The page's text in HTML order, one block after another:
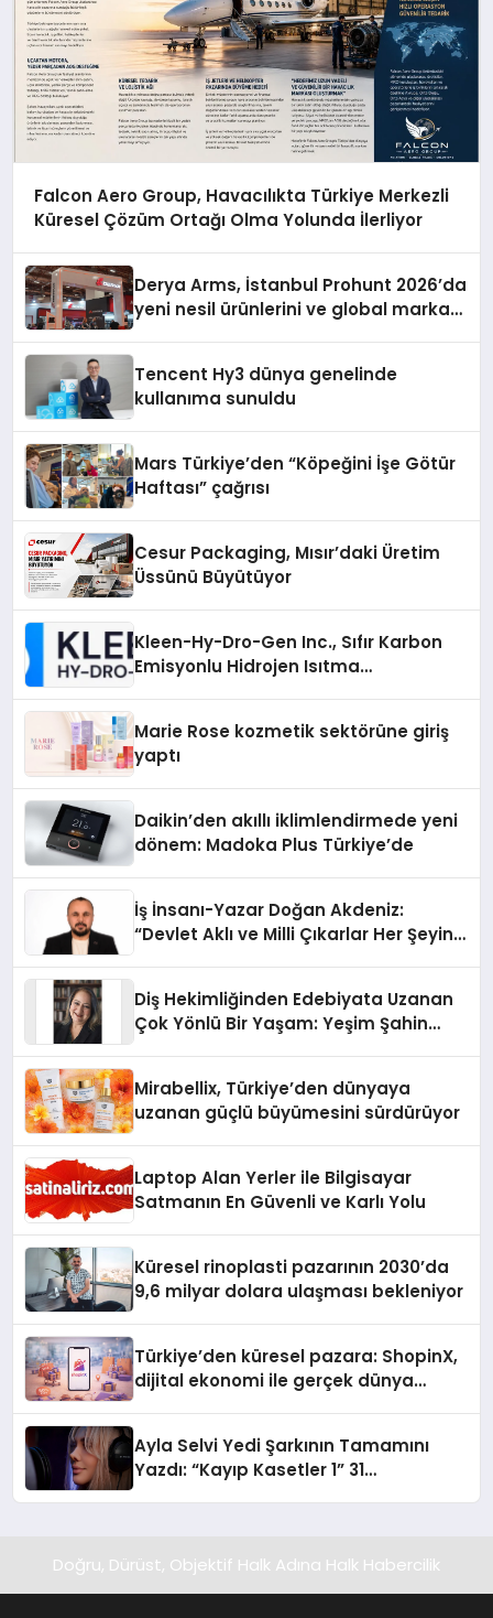
Falcon Aero Group, Havacılıkta Türkiye Merkezli
Küresel Çözüm Ortağı Olma Yolunda İlerliyor
Derya Arms, İstanbul Prohunt 2026’da
yeni nesil ürünlerini ve global marka
Tencent Hy3 dünya genelinde
kullanıma sunuldu
Mars Türkiye’den “Köpeğini İşe Götür
Haftası” çağrısı
Cesur Packaging, Mısır’daki Üretim
Üssünü Büyütüyor
Kleen-Hy-Dro-Gen Inc., Sıfır Karbon
Emisyonlu Hidrojen Isıtma
Marie Rose kozmetik sektörüne giriş
yaptı
Daikin’den akıllı iklimlendirmede yeni
dönem: Madoka Plus Türkiye’de
İş İnsanı-Yazar Doğan Akdeniz:
“Devlet Aklı ve Milli Çıkarlar Her Şeyin
Diş Hekimliğinden Edebiyata Uzanan
Çok Yönlü Bir Yaşam: Yeşim Şahin
Mirabellix, Türkiye’den dünyaya
uzanan güçlü büyümesini sürdürüyor
Laptop Alan Yerler ile Bilgisayar
Satmanın En Güvenli ve Karlı Yolu
Küresel rinoplasti pazarının 2030’da
9,6 milyar dolara ulaşması bekleniyor
Türkiye’den küresel pazara: ShopinX,
dijital ekonomi ile gerçek dünya
Ayla Selvi Yedi Şarkının Tamamını
Yazdı: “Kayıp Kasetler 1” 31
Doğru, Dürüst, Objektif Halk Adına Halk Habercilik